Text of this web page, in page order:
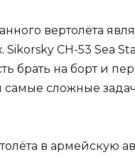
вертолёта
Sikorsky CH-53 Sea
брать на борт и
сложные
в армейскую